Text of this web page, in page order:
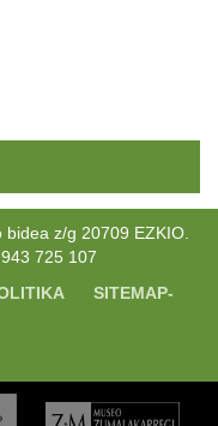
bidea z/g 20709 EZKIO.
725 107
SITEMAP-